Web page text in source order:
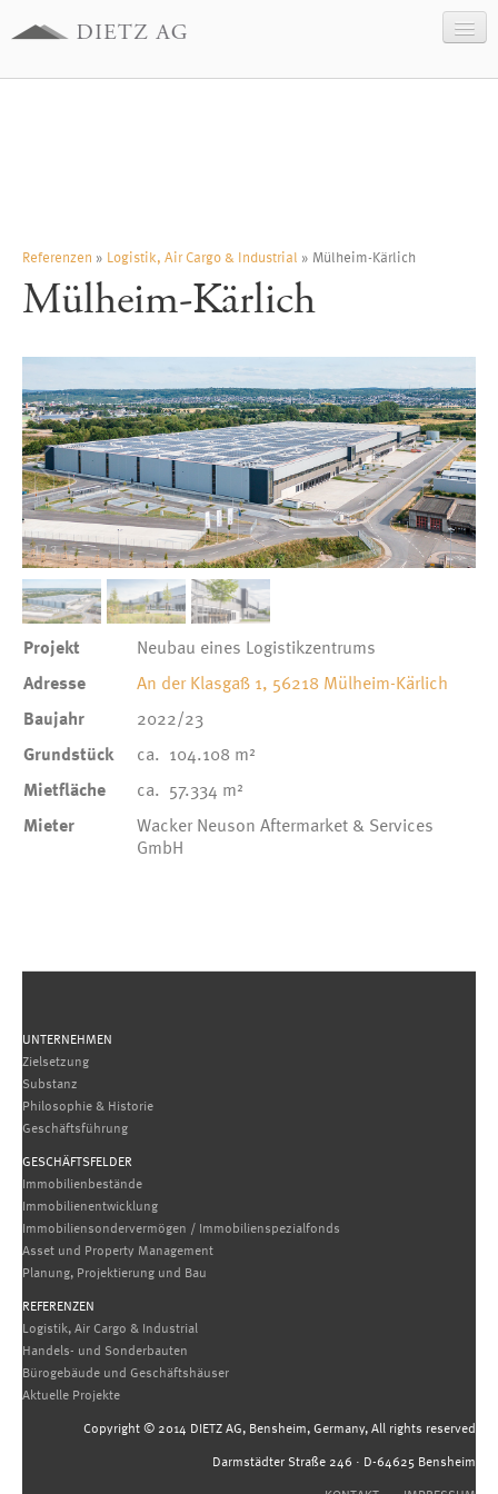
Unternehmen
Impressum
Datenschutz
Referenzen » Logistik, Air Cargo & Industrial » Mülheim-Kärlich
Mülheim-Kärlich
1/3
Projekt
Neubau eines Logistikzentrums
Adresse
An der Klasgaß 1, 56218 Mülheim-Kärlich
Baujahr
2022/23
Grundstück
ca. 104.108 m²
Mietfläche
ca. 57.334 m²
Mieter
Wacker Neuson Aftermarket & Services
GmbH
UNTERNEHMEN
Zielsetzung
Substanz
Philosophie & Historie
Geschäftsführung
GESCHÄFTSFELDER
Immobilienbestände
Immobilienentwicklung
Immobiliensondervermögen / Immobilienspezialfonds
Asset und Property Management
Planung, Projektierung und Bau
REFERENZEN
Logistik, Air Cargo & Industrial
Handels- und Sonderbauten
Bürogebäude und Geschäftshäuser
Aktuelle Projekte
Copyright © 2014 DIETZ AG, Bensheim, Germany, All rights reserved
Darmstädter Straße 246 · D-64625 Bensheim